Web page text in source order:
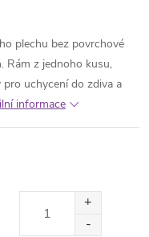
plechu bez povrchové
Rám z jednoho kusu,
uchycení do zdiva a
informace